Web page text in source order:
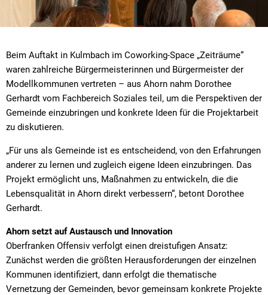
Beim Auftakt in Kulmbach im Coworking-Space „Zeiträume“
waren zahlreiche Bürgermeisterinnen und Bürgermeister der
Modellkommunen vertreten – aus Ahorn nahm Dorothee
Gerhardt vom Fachbereich Soziales teil, um die Perspektiven der
Gemeinde einzubringen und konkrete Ideen für die Projektarbeit
zu diskutieren.
„Für uns als Gemeinde ist es entscheidend, von den Erfahrungen
anderer zu lernen und zugleich eigene Ideen einzubringen. Das
Projekt ermöglicht uns, Maßnahmen zu entwickeln, die die
Lebensqualität in Ahorn direkt verbessern“, betont Dorothee
Gerhardt.
Ahorn setzt auf Austausch und Innovation
Oberfranken Offensiv verfolgt einen dreistufigen Ansatz:
Zunächst werden die größten Herausforderungen der einzelnen
Kommunen identifiziert, dann erfolgt die thematische
Vernetzung der Gemeinden, bevor gemeinsam konkrete Projekte